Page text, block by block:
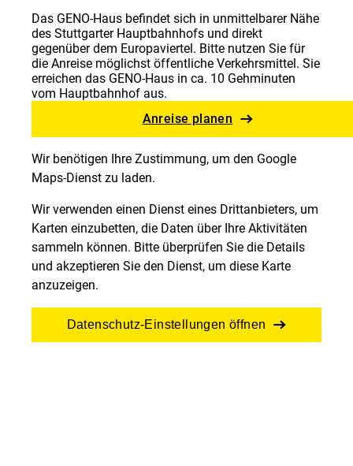
Das GENO-Haus befindet sich in unmittelbarer Nähe
des Stuttgarter Hauptbahnhofs und direkt
gegenüber dem Europaviertel. Bitte nutzen Sie für
die Anreise möglichst öffentliche Verkehrsmittel. Sie
erreichen das GENO-Haus in ca. 10 Gehminuten
vom Hauptbahnhof aus.
Anreise planen
Wir benötigen Ihre Zustimmung, um den Google
Maps-Dienst zu laden.
Wir verwenden einen Dienst eines Drittanbieters, um
Karten einzubetten, die Daten über Ihre Aktivitäten
sammeln können. Bitte überprüfen Sie die Details
und akzeptieren Sie den Dienst, um diese Karte
anzuzeigen.
Datenschutz-Einstellungen öffnen